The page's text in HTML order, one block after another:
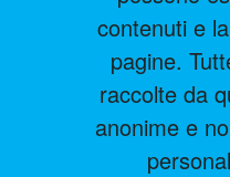
contenuti e
pagine.
raccolte da
anonime e